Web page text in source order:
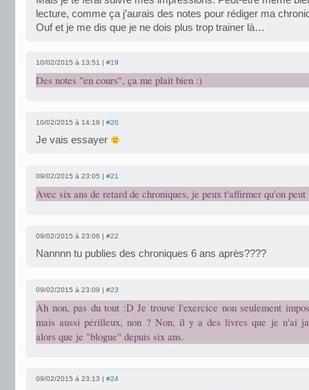
lecture, comme ça j’aurais des notes pour rédiger ma
Ouf et je me dis que je ne dois plus trop trainer là…
10/02/2015 à 13:51 | #19
Des notes "en cours", ça me plait bien :)
10/02/2015 à 14:19 | #20
Je vais essayer
09/02/2015 à 23:05 | #21
Avec six ans de retard de chroniques, je peux t'affirmer qu'on
09/02/2015 à 23:06 | #22
Nannnn tu publies des chroniques 6 ans après????
09/02/2015 à 23:09 | #23
Ah non, pas du tout :D Je trouve l'exercice non seulement
mais aussi périlleux, non ? Non, il y a des livres que je n'ai
alors que je "blogue" depuis six ans.
09/02/2015 à 23:13 | #24